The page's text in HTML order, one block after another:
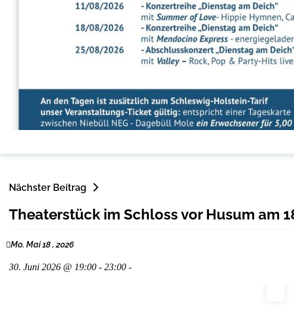
Nächster Beitrag
Theaterstück im Schloss vor Husum am
Mo. Mai 18 , 2026
30. Juni 2026 @ 19:00 - 23:00 -